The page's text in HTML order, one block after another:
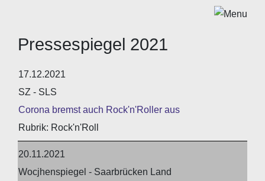
Pressespiegel 2021
17.12.2021
SZ - SLS
Corona bremst auch Rock'n'Roller aus
Rock'n'Roll
20.11.2021
Wocjhenspiegel - Saarbrücken Land